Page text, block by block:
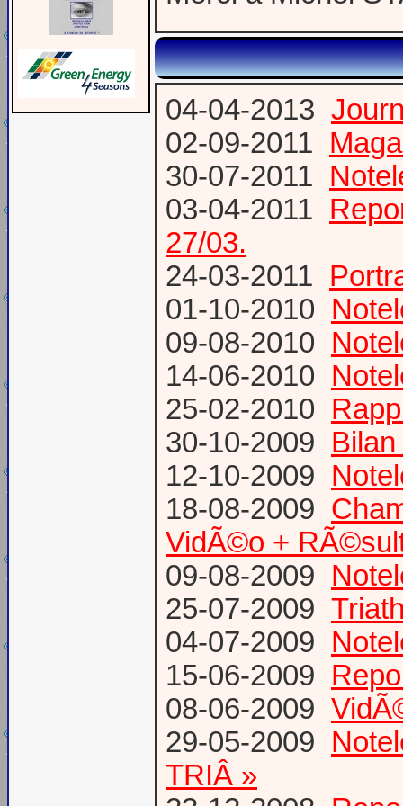
04-04-2013
02-09-2011
30-07-2011
03-04-2011
27/03.
24-03-2011
01-10-2010
09-08-2010
14-06-2010
25-02-2010
30-10-2009
12-10-2009
18-08-2009
VidÃ©o +
09-08-2009
25-07-2009
04-07-2009
15-06-2009
08-06-2009
29-05-2009
TRIÂ »